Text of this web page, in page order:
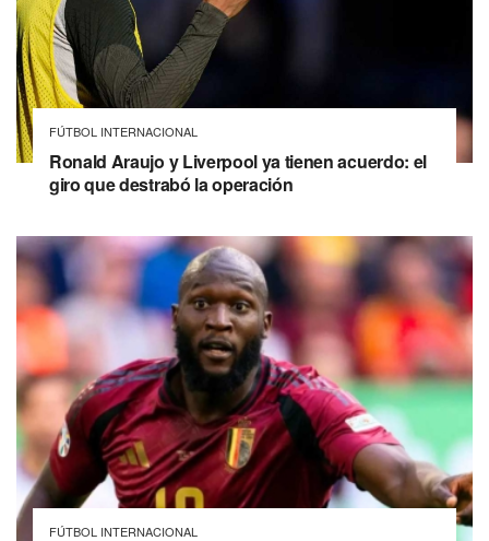
FÚTBOL INTERNACIONAL
Ronald Araujo y Liverpool ya tienen acuerdo: el
giro que destrabó la operación
FÚTBOL INTERNACIONAL